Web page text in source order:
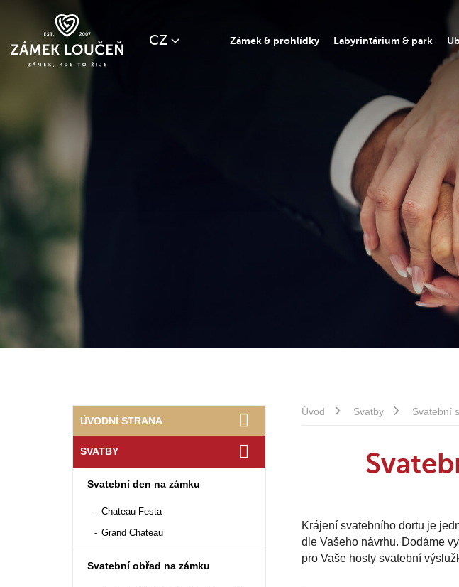
CZ Zámek & prohlídky Labyrintárium & park
Úvod Svatby Svatební
Krájení svatebního dortu je
dle Vašeho návrhu. Dodáme
pro Vaše hosty svatební
ÚVODNÍ STRANA
SVATBY
Svatební den na zámku
Chateau Festa
Grand Chateau
Svatební obřad na zámku